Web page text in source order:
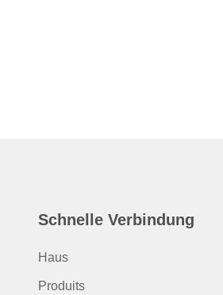
Schnelle Verbindung
Haus
Produits